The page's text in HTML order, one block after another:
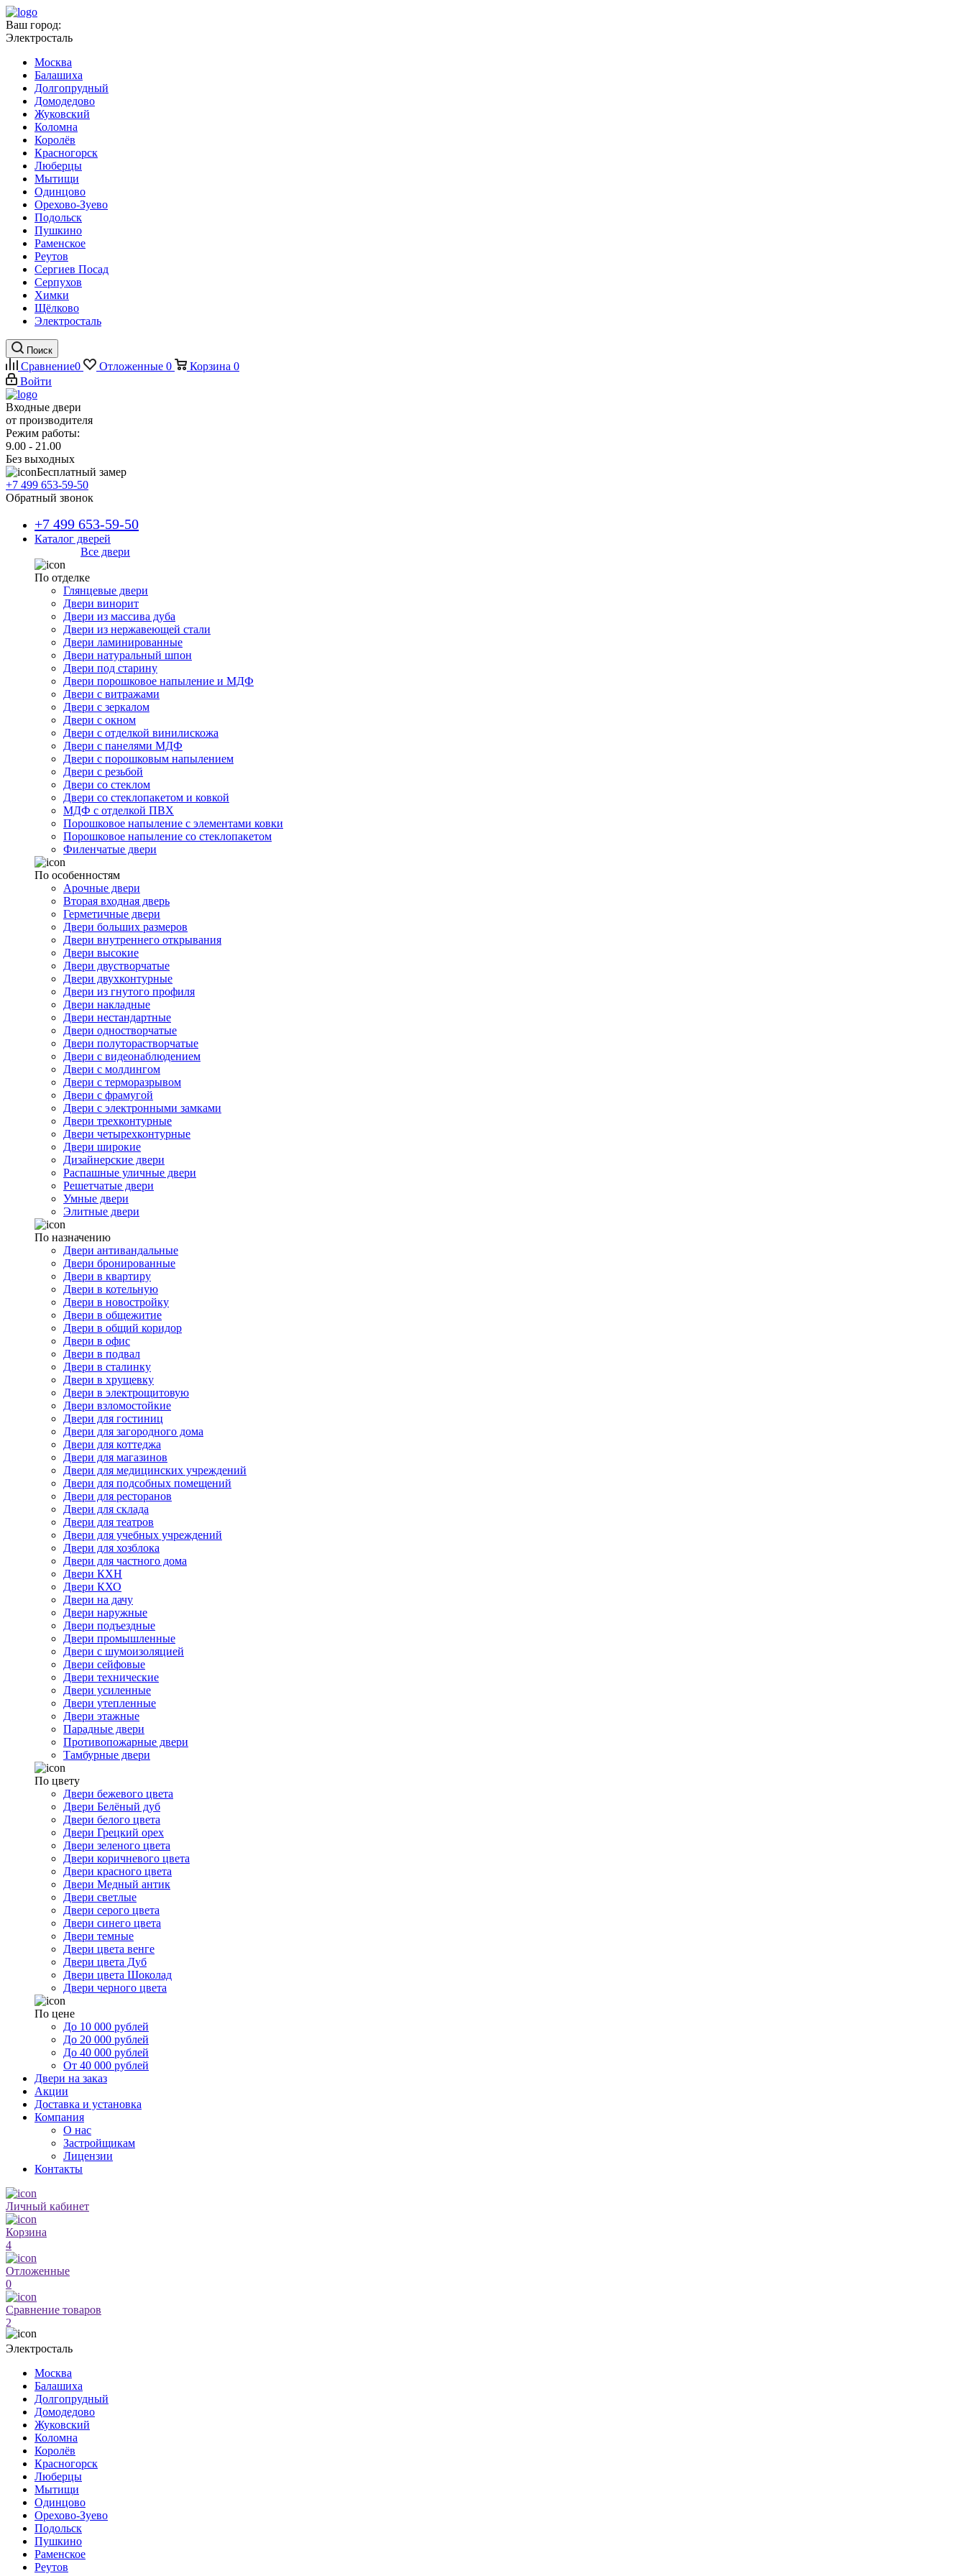
Ваш город:
Электросталь
Москва
Балашиха
Долгопрудный
Домодедово
Жуковский
Коломна
Королёв
Красногорск
Люберцы
Мытищи
Одинцово
Орехово-Зуево
Подольск
Пушкино
Раменское
Реутов
Сергиев Посад
Серпухов
Химки
Щёлково
Электросталь
Поиск
Сравнение0 Отложенные 0 Корзина 0
Войти
Входные двери
от производителя
Режим работы:
9.00 - 21.00
Без выходных
Бесплатный замер
+7 499 653-59-50
Обратный звонок
+7 499 653-59-50
Каталог дверей
Все двери
По отделке
Глянцевые двери
Двери винорит
Двери из массива дуба
Двери из нержавеющей стали
Двери ламинированные
Двери натуральный шпон
Двери под старину
Двери порошковое напыление и МДФ
Двери с витражами
Двери с зеркалом
Двери с окном
Двери с отделкой винилискожа
Двери с панелями МДФ
Двери с порошковым напылением
Двери с резьбой
Двери со стеклом
Двери со стеклопакетом и ковкой
МДФ с отделкой ПВХ
Порошковое напыление с элементами ковки
Порошковое напыление со стеклопакетом
Филенчатые двери
По особенностям
Арочные двери
Вторая входная дверь
Герметичные двери
Двери больших размеров
Двери внутреннего открывания
Двери высокие
Двери двустворчатые
Двери двухконтурные
Двери из гнутого профиля
Двери накладные
Двери нестандартные
Двери одностворчатые
Двери полуторастворчатые
Двери с видеонаблюдением
Двери с молдингом
Двери с терморазрывом
Двери с фрамугой
Двери с электронными замками
Двери трехконтурные
Двери четырехконтурные
Двери широкие
Дизайнерские двери
Распашные уличные двери
Решетчатые двери
Умные двери
Элитные двери
По назначению
Двери антивандальные
Двери бронированные
Двери в квартиру
Двери в котельную
Двери в новостройку
Двери в общежитие
Двери в общий коридор
Двери в офис
Двери в подвал
Двери в сталинку
Двери в хрущевку
Двери в электрощитовую
Двери взломостойкие
Двери для гостиниц
Двери для загородного дома
Двери для коттеджа
Двери для магазинов
Двери для медицинских учреждений
Двери для подсобных помещений
Двери для ресторанов
Двери для склада
Двери для театров
Двери для учебных учреждений
Двери для хозблока
Двери для частного дома
Двери КХН
Двери КХО
Двери на дачу
Двери наружные
Двери подъездные
Двери промышленные
Двери с шумоизоляцией
Двери сейфовые
Двери технические
Двери усиленные
Двери утепленные
Двери этажные
Парадные двери
Противопожарные двери
Тамбурные двери
По цвету
Двери бежевого цвета
Двери Белёный дуб
Двери белого цвета
Двери Грецкий орех
Двери зеленого цвета
Двери коричневого цвета
Двери красного цвета
Двери Медный антик
Двери светлые
Двери серого цвета
Двери синего цвета
Двери темные
Двери цвета венге
Двери цвета Дуб
Двери цвета Шоколад
Двери черного цвета
По цене
До 10 000 рублей
До 20 000 рублей
До 40 000 рублей
От 40 000 рублей
Двери на заказ
Акции
Доставка и установка
Компания
О нас
Застройщикам
Лицензии
Контакты
Личный кабинет
Корзина
4
Отложенные
0
Сравнение товаров
2
Электросталь
Москва
Балашиха
Долгопрудный
Домодедово
Жуковский
Коломна
Королёв
Красногорск
Люберцы
Мытищи
Одинцово
Орехово-Зуево
Подольск
Пушкино
Раменское
Реутов